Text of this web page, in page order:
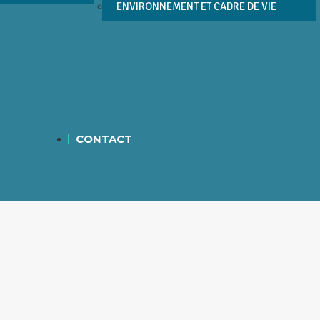
ENVIRONNEMENT ET CADRE DE VIE
CONTACT